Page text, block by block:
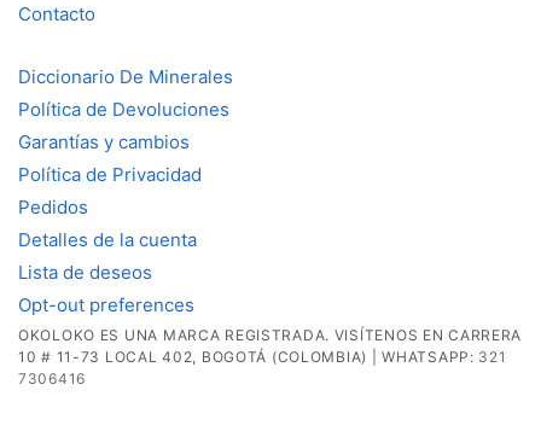
Contacto
Diccionario De Minerales
Política de Devoluciones
Garantías y cambios
Política de Privacidad
Pedidos
Detalles de la cuenta
Lista de deseos
Opt-out preferences
OKOLOKO ES UNA MARCA REGISTRADA. VISÍTENOS EN CARRERA
10 # 11-73 LOCAL 402, BOGOTÁ (COLOMBIA) | WHATSAPP: 321
7306416